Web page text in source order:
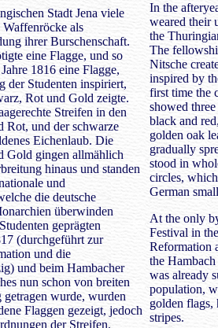
Stadt Jena viele
als
ihrer Burschenschaft.
eine Flagge, und so
1816 eine Flagge,
der Studenten inspiriert,
Rot und Gold zeigte.
Streifen in den
Rot, und der schwarze
Eichenlaub. Die
Gold gingen allmählich
hinaus und standen
und
die deutsche
überwinden
geprägten
(durchgeführt zur
und die
und beim Hambacher
nun schon von breiten
wurde, wurden
Flaggen gezeigt, jedoch
der Streifen.
In the
weared their
the
The
Nitsche
inspired by
first time the
showed
black and
golden oak
gradually
stood in
circles,
German
At the only
Festival in
Reformation
the
was already
population,
golden flags,
stripes.